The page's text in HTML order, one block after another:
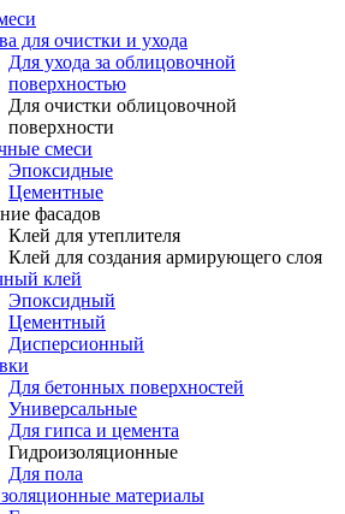
для очистки и ухода
Для ухода за облицовочной
поверхностью
Для очистки облицовочной
поверхности
смеси
Эпоксидные
Цементные
фасадов
Клей для утеплителя
Клей для создания армирующего слоя
клей
Эпоксидный
Цементный
Дисперсионный
Для бетонных поверхностей
Универсальные
Для гипса и цемента
Гидроизоляционные
Для пола
материалы